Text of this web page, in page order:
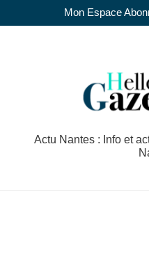
Mon Espace
Actu Nantes : Info et